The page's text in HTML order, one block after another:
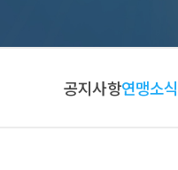
공지사항연맹소식